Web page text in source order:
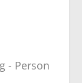
- Person